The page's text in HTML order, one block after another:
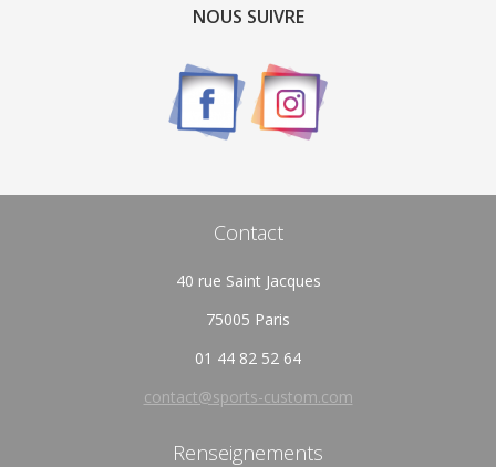
NOUS SUIVRE
Contact
40 rue Saint Jacques
75005 Paris
01 44 82 52 64
contact@sports-custom.com
Renseignements